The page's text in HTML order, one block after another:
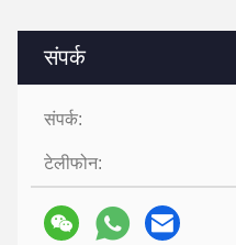
संपर्क
संपर्क:
टेलीफोन: